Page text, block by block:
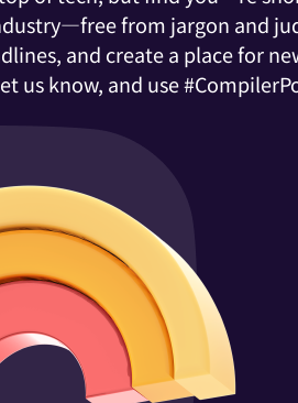
from jargon and
and create a place for
us know, and use